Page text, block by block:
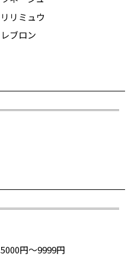
リリミュウ
レブロン
5000円～9999円